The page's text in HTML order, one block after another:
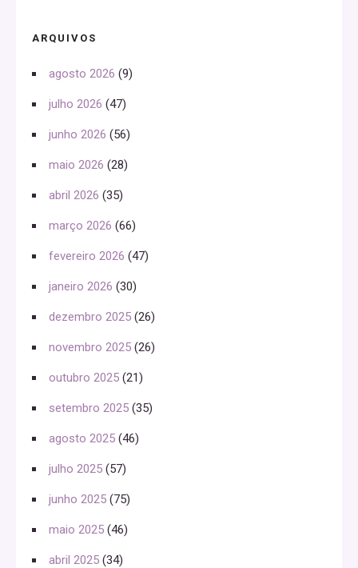
ARQUIVOS
agosto 2026 (9)
julho 2026 (47)
junho 2026 (56)
maio 2026 (28)
abril 2026 (35)
março 2026 (66)
fevereiro 2026 (47)
janeiro 2026 (30)
dezembro 2025 (26)
novembro 2025 (26)
outubro 2025 (21)
setembro 2025 (35)
agosto 2025 (46)
julho 2025 (57)
junho 2025 (75)
maio 2025 (46)
abril 2025 (34)